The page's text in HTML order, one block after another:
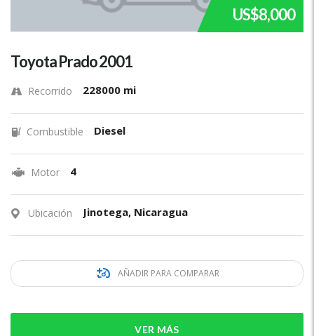
US$8,000
Toyota Prado 2001
Recorrido 228000 mi
Combustible Diesel
Motor 4
Ubicación Jinotega, Nicaragua
AÑADIR PARA COMPARAR
VER MÁS